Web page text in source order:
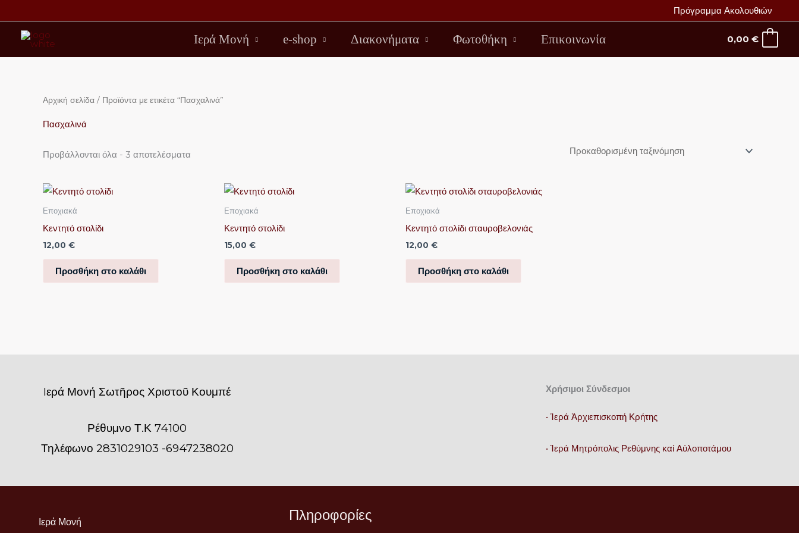
στο
περιεχόμενο
Πρόγραμμα Ακολουθιών
Ιερά Μονή e-shop Διακονήματα Φωτοθήκη Επικοινωνία 0,00 €
Αρχική σελίδα / Προϊόντα με ετικέτα “Πασχαλινά”
Πασχαλινά
Προβάλλονται όλα - 3 αποτελέσματα
Εποχιακά
Κεντητό στολίδι
12,00 €
Προσθήκη στο καλάθι
Εποχιακά
Κεντητό στολίδι
15,00 €
Προσθήκη στο καλάθι
Εποχιακά
Κεντητό στολίδι σταυροβελονιάς
12,00 €
Προσθήκη στο καλάθι
Iερά Μονή Σωτῆρος Χριστοῦ Κουμπέ
Ρέθυμνο Τ.Κ 74100
Τηλέφωνο 2831029103 -6947238020
Χρήσιμοι Σύνδεσμοι
• Ἱερά Ἀρχιεπισκοπή Κρήτης
• Ἱερά Μητρόπολις Ρεθύμνης καί Αὐλοποτάμου
Ιερά Μονή Πληροφορίες